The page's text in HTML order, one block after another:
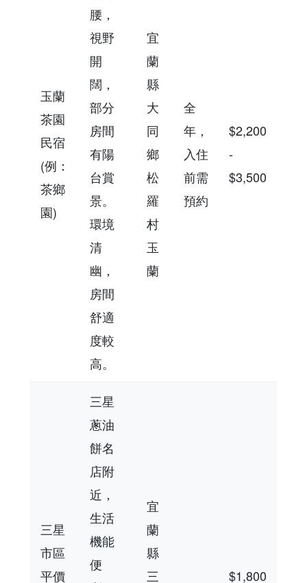
玉蘭
茶園
民宿
(例：
茶鄉
園)
腰，
視野
開
闊，
部分
房間
有陽
台賞
景。
環境
清
幽，
房間
舒適
度較
高。
宜
蘭
縣
大
同
鄉
松
羅
村
玉
蘭
全
年，
入住
前需
預約
$2,200
-
$3,500
三星
市區
平價
三星
蔥油
餅名
店附
近，
生活
機能
便
宜
蘭
縣
三
$1,800